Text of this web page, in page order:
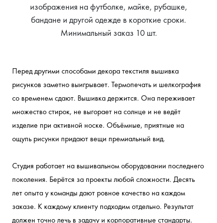
изображения на футболке, майке, рубашке,
бандане и другой одежде в короткие сроки.
Минимальный заказ 10 шт.
Перед другими способами декора текстиля вышивка
рисунков заметно выигрывает. Термопечать и шелкография
со временем сдают. Вышивка держится. Она переживает
множество стирок, не выгорает на солнце и не ведёт
изделие при активной носке. Объёмные, приятные на
ощупь рисунки придают вещи премиальный вид.
Студия работает на вышивальном оборудовании последнего
поколения. Берётся за проекты любой сложности. Десять
лет опыта у команды дают ровное качество на каждом
заказе. К каждому клиенту подходим отдельно. Результат
должен точно лечь в задачу и корпоративные стандарты.